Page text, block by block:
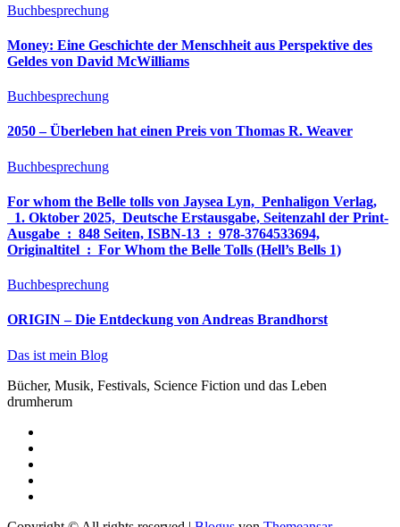
Buchbesprechung
Money: Eine Geschichte der Menschheit aus Perspektive des
Geldes von David McWilliams
Buchbesprechung
2050 – Überleben hat einen Preis von Thomas R. Weaver
Buchbesprechung
For whom the Belle tolls von Jaysea Lyn, ‎ Penhaligon Verlag,
‎ 1. Oktober 2025, ‎ Deutsche Erstausgabe, Seitenzahl der Print-
Ausgabe ‏ : ‎ 848 Seiten, ISBN-13 ‏ : ‎ 978-3764533694,
Originaltitel ‏ : ‎ For Whom the Belle Tolls (Hell’s Bells 1)
Buchbesprechung
ORIGIN – Die Entdeckung von Andreas Brandhorst
Das ist mein Blog
Bücher, Musik, Festivals, Science Fiction und das Leben
drumherum